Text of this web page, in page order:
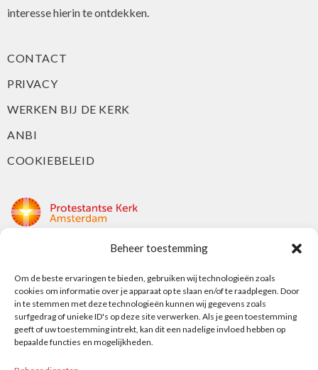
Beheer toestemming
Om de beste ervaringen te bieden, gebruiken wij technologieën zoals
cookies om informatie over je apparaat op te slaan en/of te raadplegen. Door
in te stemmen met deze technologieën kunnen wij gegevens zoals
surfgedrag of unieke ID's op deze site verwerken. Als je geen toestemming
geeft of uw toestemming intrekt, kan dit een nadelige invloed hebben op
bepaalde functies en mogelijkheden.
interesse hierin te ontdekken.
CONTACT
PRIVACY
WERKEN BIJ DE KERK
ANBI
COOKIEBELEID
Nieuwe Herengracht 18
1018 DP Amsterdam
t: 020 5353 700
e: info@protestantsamsterdam.nl